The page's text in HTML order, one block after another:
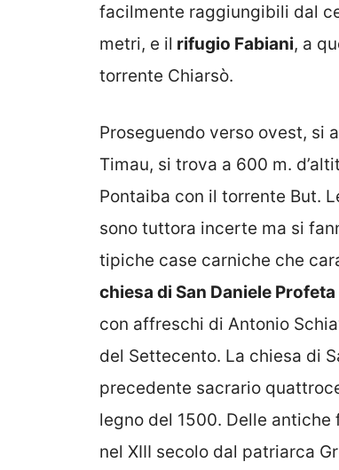
facilmente raggiungibili dal
metri, e il rifugio Fabiani, a
torrente Chiarsò.
Proseguendo verso ovest, si
Timau, si trova a 600 m.
Pontaiba con il torrente But.
sono tuttora incerte ma si
tipiche case carniche che
chiesa di San Daniele Profeta
con affreschi di Antonio
del Settecento. La chiesa di
precedente sacrario
legno del 1500. Delle
nel XIII secolo dal patriarca